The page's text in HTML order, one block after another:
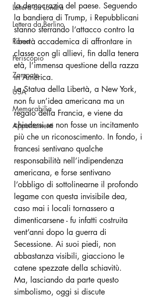
Lettera da Londra
Lettera da Berlino
Roma
Periscopio
Zampate
USA
Memorabilia
Appuntamenti
la democrazia del paese. Seguendo
la bandiera di Trump, i Repubblicani
stanno sferrando l’attacco contro la
libertà accademica di affrontare in
classe con gli allievi, fin dalla tenera
età, l’immensa questione della razza
in America.
La Statua della Libertà, a New York,
non fu un’idea americana ma un
regalo della Francia, e viene da
chiedersi se non fosse un incitamento
più che un riconoscimento. In fondo, i
francesi sentivano qualche
responsabilità nell’indipendenza
americana, e forse sentivano
l’obbligo di sottolinearne il profondo
legame con questa invisibile dea,
caso mai i locali tornassero a
dimenticarsene - fu infatti costruita
vent’anni dopo la guerra di
Secessione. Ai suoi piedi, non
abbastanza visibili, giacciono le
catene spezzate della schiavitù.
Ma, lasciando da parte questo
simbolismo, oggi si discute